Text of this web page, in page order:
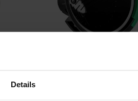
Details